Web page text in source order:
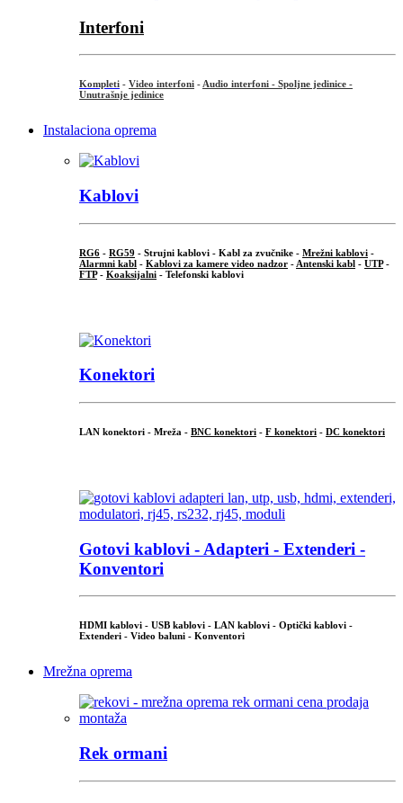
Interfoni
Kompleti - Video interfoni - Audio interfoni - Spoljne jedinice -
Unutrašnje jedinice
Instalaciona oprema
Kablovi
RG6 - RG59 - Strujni kablovi - Kabl za zvučnike - Mrežni kablovi -
Alarmni kabl - Kablovi za kamere video nadzor - Antenski kabl - UTP-
FTP- Koaksijalni - Telefonski kablovi
Konektori
LAN konektori - Mreža - BNC konektori - F konektori - DC konektori
Gotovi kablovi - Adapteri - Extenderi -
Konventori
HDMI kablovi - USB kablovi - LAN kablovi - Optički kablovi -
Extenderi - Video baluni - Konventori
Mrežna oprema
Rek ormani